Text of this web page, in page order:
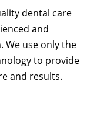
dental care
and
We use only the
to provide
and results.